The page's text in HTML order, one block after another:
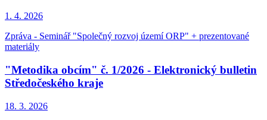
1. 4. 2026
Zpráva - Seminář "Společný rozvoj území ORP" + prezentované
materiály
"Metodika obcím" č. 1/2026 - Elektronický bulletin
Středočeského kraje
18. 3. 2026